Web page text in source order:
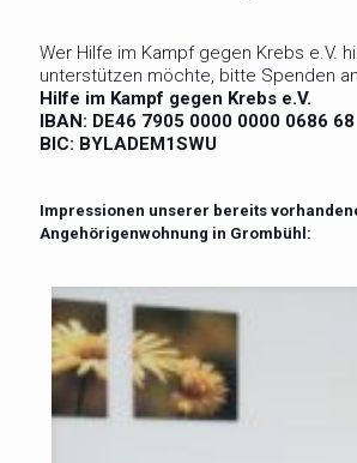
Wer Hilfe im Kampf gegen Krebs e.V.
unterstützen möchte, bitte Spenden
Hilfe im Kampf gegen Krebs e.V.
IBAN: DE46 7905 0000 0000 0686 68
BIC: BYLADEM1SWU
Impressionen unserer bereits
Angehörigenwohnung in Grombühl: